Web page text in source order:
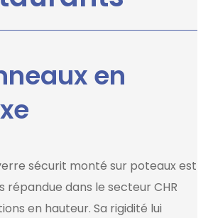
en
sécurit monté sur poteaux est
répandue dans le secteur CHR
en hauteur. Sa rigidité lui